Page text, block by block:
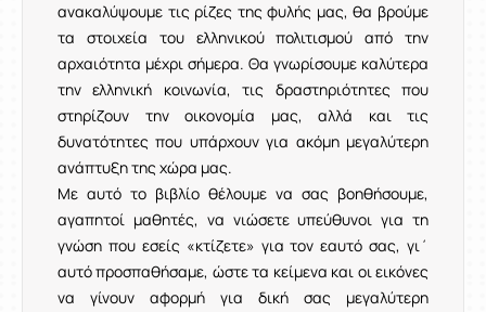
ανακαλύψουμε τις ρίζες της φυλής μας, θα βρούμε
τα στοιχεία του ελληνικού πολιτισμού από την
αρχαιότητα μέχρι σήμερα. Θα γνωρίσουμε καλύτερα
την ελληνική κοινωνία, τις δραστηριότητες που
στηρίζουν την οικονομία μας, αλλά και τις
δυνατότητες που υπάρχουν για ακόμη μεγαλύτερη
ανάπτυξη της χώρα μας.
Με αυτό το βιβλίο θέλουμε να σας βοηθήσουμε,
αγαπητοί μαθητές, να νιώσετε υπεύθυνοι για τη
γνώση που εσείς «κτίζετε» για τον εαυτό σας, γι΄
αυτό προσπαθήσαμε, ώστε τα κείμενα και οι εικόνες
να γίνουν αφορμή για δική σας μεγαλύτερη